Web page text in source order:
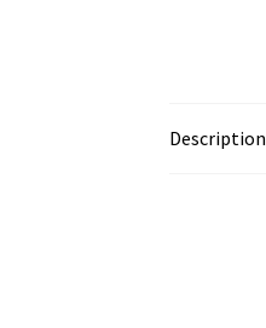
Description